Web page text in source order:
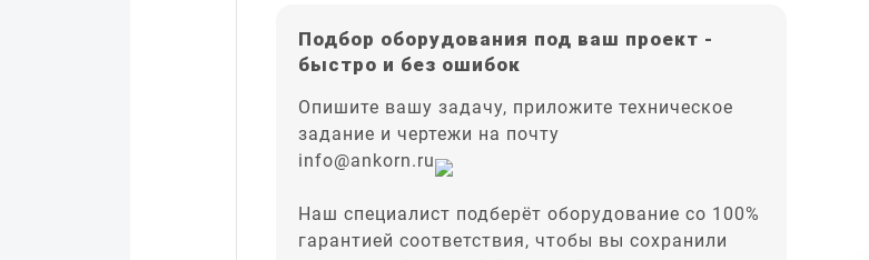
Подбор оборудования под ваш проект -
быстро и без ошибок
Опишите вашу задачу, приложите техническое
задание и чертежи на почту
info@ankorn.ru
Наш специалист подберёт оборудование со 100%
гарантией соответствия, чтобы вы сохранили